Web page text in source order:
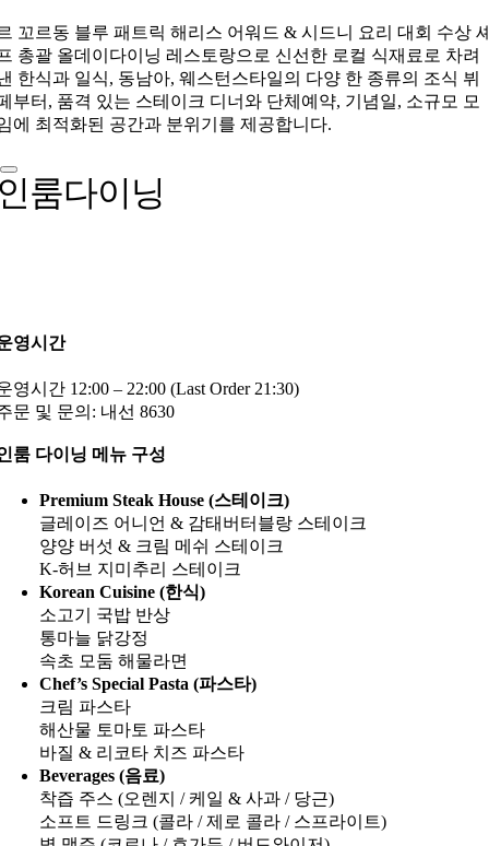
꼬르동 블루 패트릭 해리스 어워드 & 시드니 요리 대회 수상
총괄 올데이다이닝 레스토랑으로 신선한 로컬 식재료로 차려
한식과 일식, 동남아, 웨스턴스타일의 다양 한 종류의 조식 뷔
부터, 품격 있는 스테이크 디너와 단체예약, 기념일, 소규모 모
에 최적화된 공간과 분위기를 제공합니다.
룸다이닝
영시간
영시간 12:00 – 22:00 (Last Order 21:30)
문 및 문의: 내선 8630
룸 다이닝 메뉴 구성
Premium Steak House (스테이크)
글레이즈 어니언 & 감태버터블랑 스테이크
양양 버섯 & 크림 메쉬 스테이크
K-허브 지미추리 스테이크
Korean Cuisine (한식)
소고기 국밥 반상
통마늘 닭강정
속초 모둠 해물라면
Chef’s Special Pasta (파스타)
크림 파스타
해산물 토마토 파스타
바질 & 리코타 치즈 파스타
Beverages (음료)
착즙 주스 (오렌지 / 케일 & 사과 / 당근)
소프트 드링크 (콜라 / 제로 콜라 / 스프라이트)